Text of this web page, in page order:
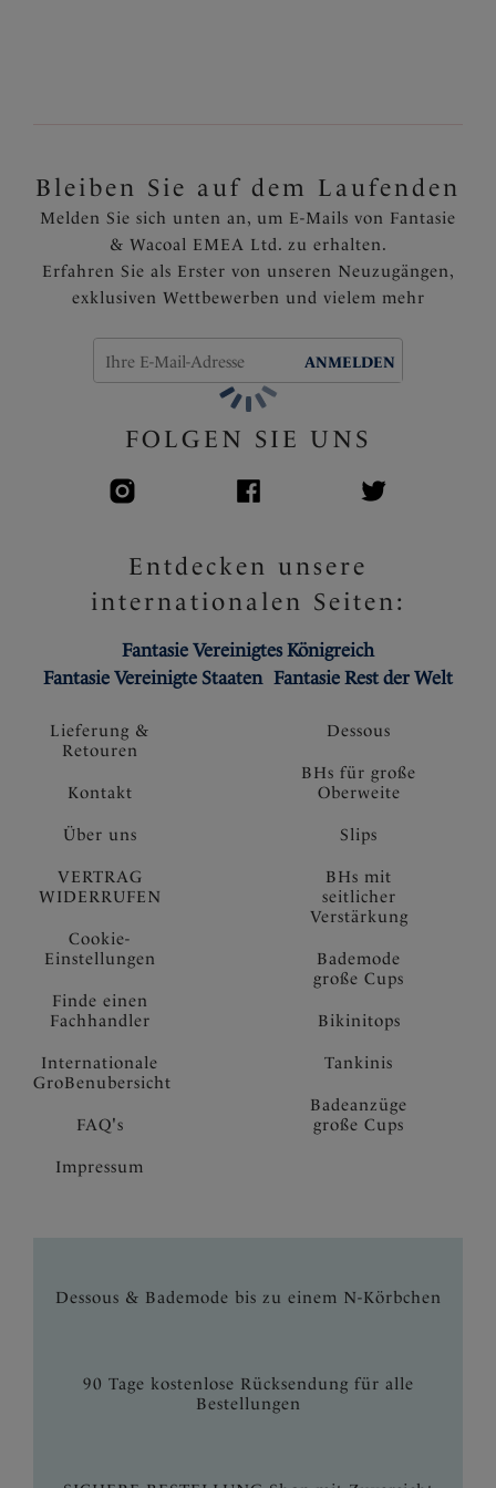
Verziert mit einem Cut-Out Detail und einem
goldenen Anhängsel am Mittelsteg
Artikelnummer: FL100601BLH
Lieferung &
Retouren
Kontakt
Über uns
VERTRAG
WIDERRUFEN
Cookie-
Einstellungen
Finde einen
Fachhandler
Internationale
GroBenubersicht
FAQ's
Impressum
Bleiben Sie auf dem Laufenden
Melden Sie sich unten an, um E-Mails von Fantasie
& Wacoal EMEA Ltd. zu erhalten.
Erfahren Sie als Erster von unseren Neuzugängen,
exklusiven Wettbewerben und vielem mehr
ANMELDEN
FOLGEN SIE UNS
Entdecken unsere
internationalen Seiten:
Fantasie Vereinigtes Königreich
Fantasie Vereinigte Staaten Fantasie Rest der Welt
Dessous
BHs für große
Oberweite
Slips
BHs mit
seitlicher
Verstärkung
Bademode
große Cups
Bikinitops
Tankinis
Badeanzüge
große Cups
Dessous & Bademode bis zu einem N-Körbchen
90 Tage kostenlose Rücksendung für alle
Bestellungen